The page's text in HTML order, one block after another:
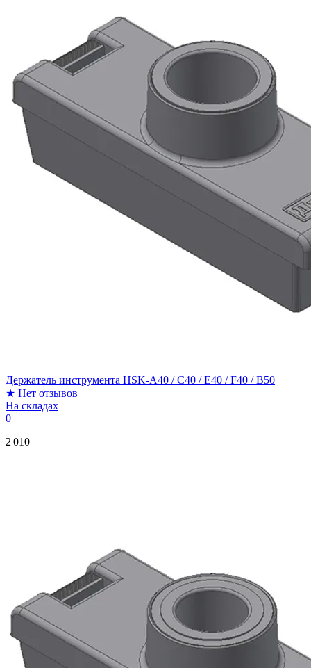
Держатель инструмента HSK-A40 / C40 / E40 / F40 / B50
★ Нет отзывов
На складах
0
2 010